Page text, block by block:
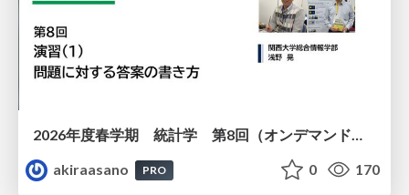
2026年度春学期 統計学 第8回（オンデマンド配信回） 演習（１）・問題に対する答案の書き方 (2026. 5. 21)
akiraasano
PRO 0 170